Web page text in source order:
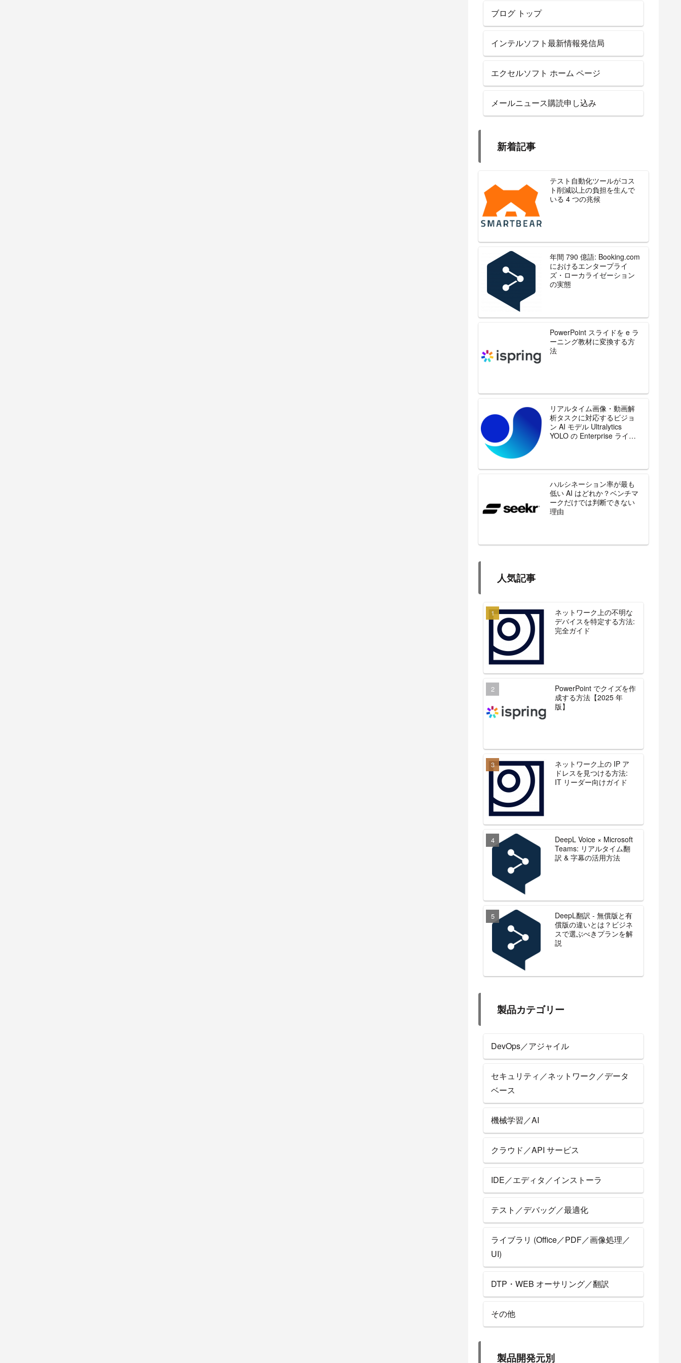
ブログ トップ
インテルソフト最新情報発信局
エクセルソフト ホーム ページ
メールニュース購読申し込み
新着記事
テスト自動化ツールがコス
ト削減以上の負担を生んで
いる 4 つの兆候
年間 790 億語: Booking.com
におけるエンタープライ
ズ・ローカライゼーション
の実態
PowerPoint スライドを e ラ
ーニング教材に変換する方
法
リアルタイム画像・動画解
析タスクに対応するビジョ
ン AI モデル Ultralytics
YOLO の Enterprise ライセ
ハルシネーション率が最も
低い AI はどれか？ベンチマ
ークだけでは判断できない
理由
人気記事
ネットワーク上の不明な
デバイスを特定する方法:
完全ガイド
PowerPoint でクイズを作
成する方法【2025 年
版】
ネットワーク上の IP ア
ドレスを見つける方法:
IT リーダー向けガイド
DeepL Voice × Microsoft
Teams: リアルタイム翻
訳 & 字幕の活用方法
DeepL翻訳 - 無償版と有
償版の違いとは？ビジネ
スで選ぶべきプランを解
説
製品カテゴリー
DevOps／アジャイル
セキュリティ／ネットワーク／データ
ベース
機械学習／AI
クラウド／API サービス
IDE／エディタ／インストーラ
テスト／デバッグ／最適化
ライブラリ (Office／PDF／画像処理／
UI)
DTP・WEB オーサリング／翻訳
その他
製品開発元別